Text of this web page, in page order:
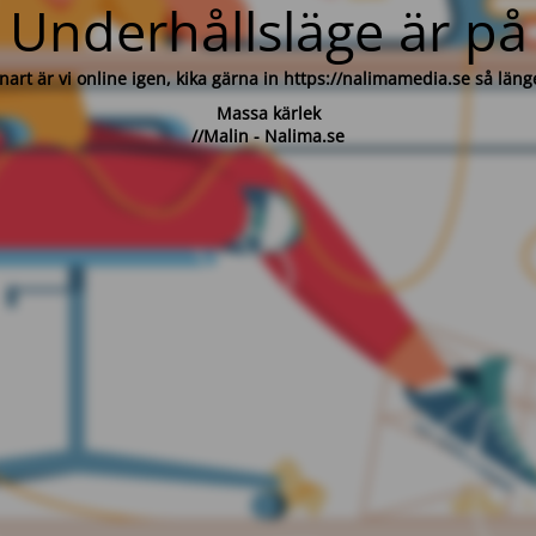
Underhållsläge är på
är vi online igen, kika gärna in https://nalimamedia.se så
Massa kärlek
//Malin - Nalima.se